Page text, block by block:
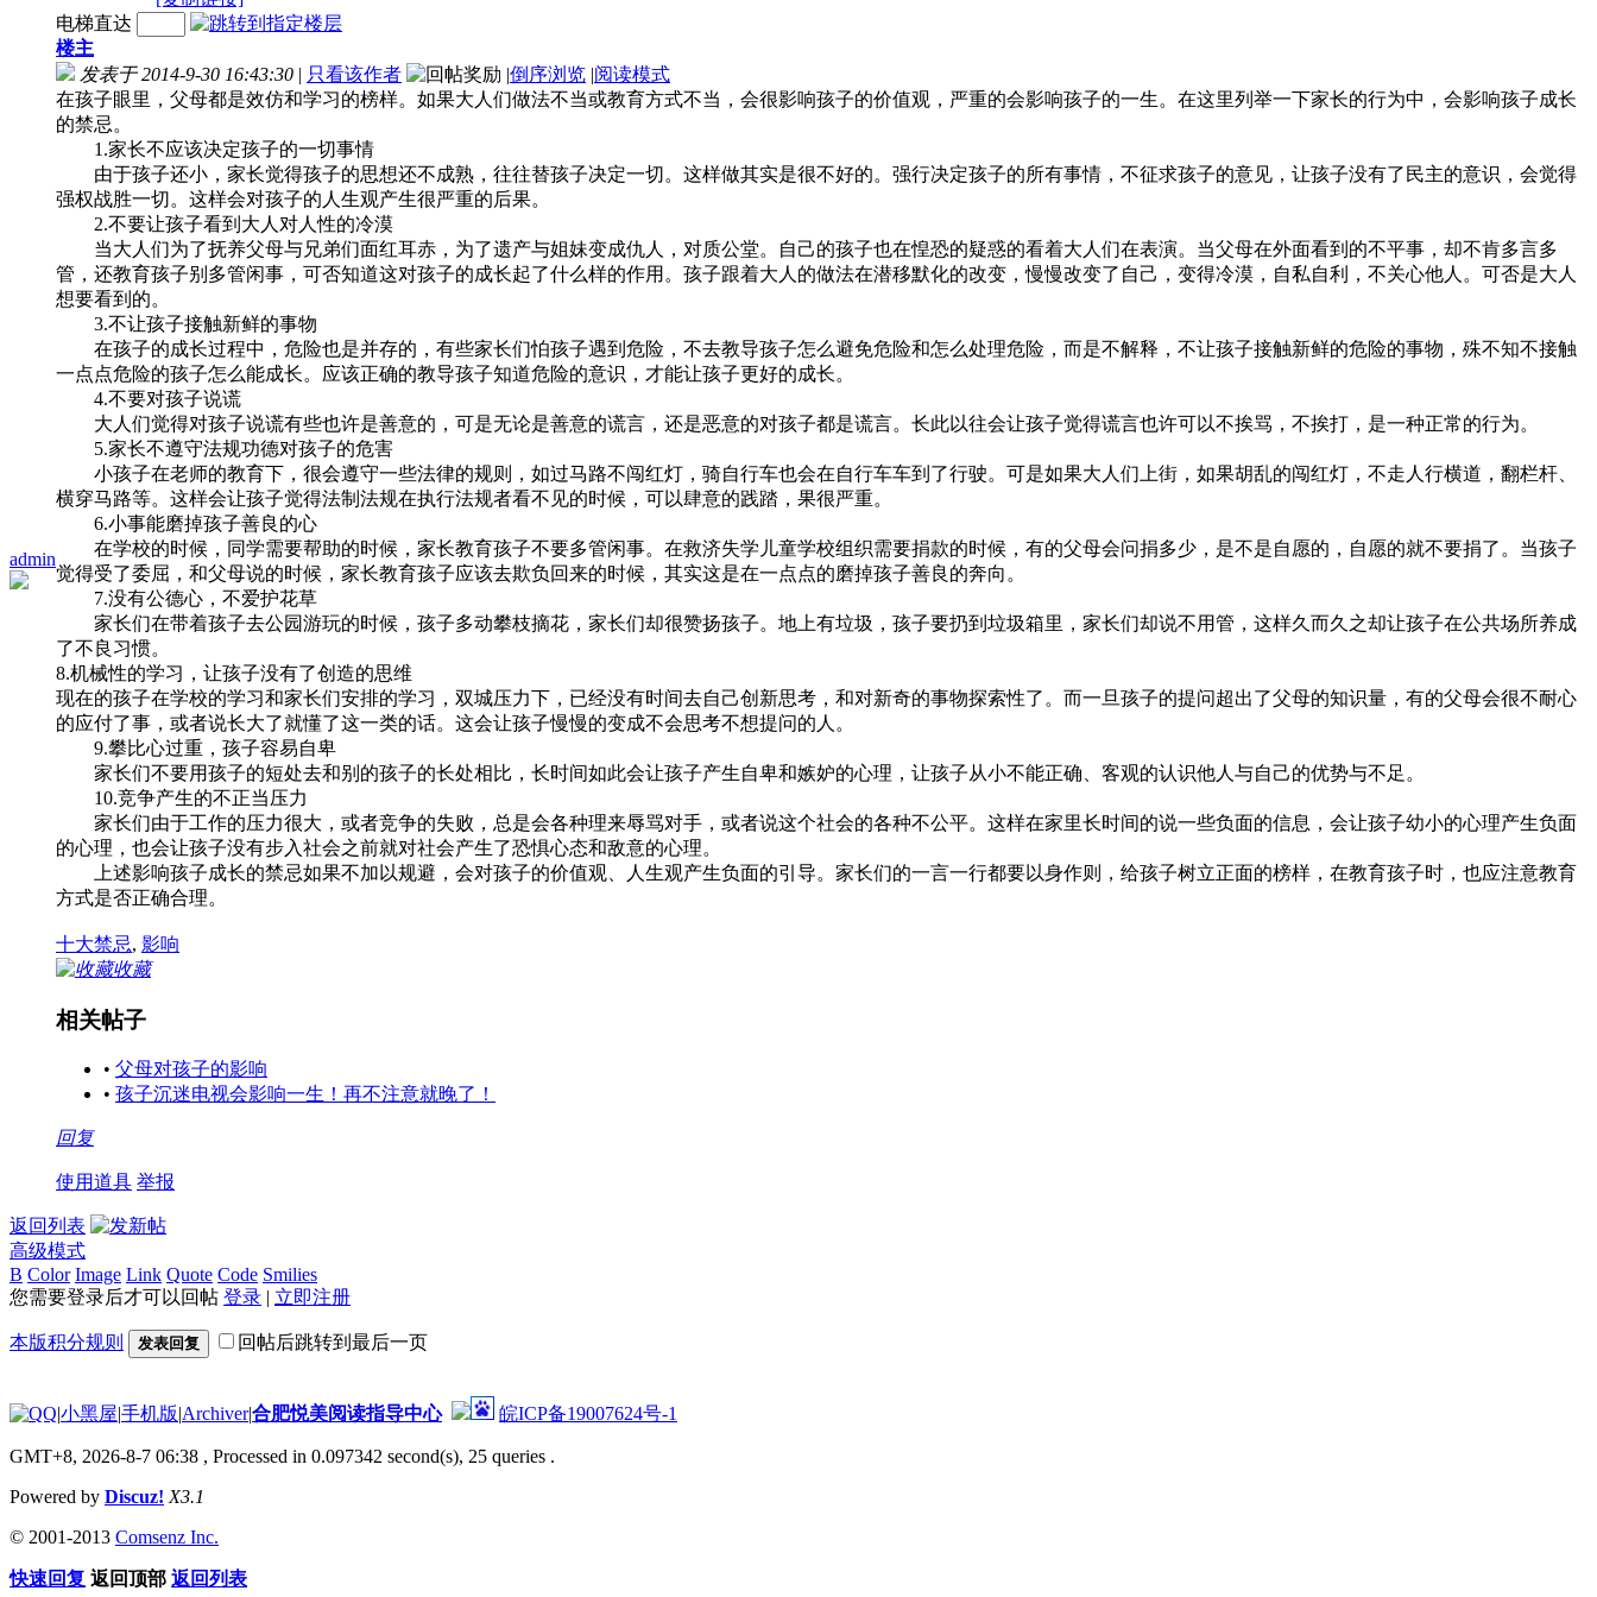
admin
电梯直达
楼主
发表于 2014-9-30 16:43:30 | 只看该作者 |倒序浏览 |阅读模式
在孩子眼里，父母都是效仿和学习的榜样。如果大人们做法不当或教育方式不当，会很影响孩子的价值观，严重的会影响孩子的一生。在这里列举一下家长的行为中，会影响孩子成长
的禁忌。
1.家长不应该决定孩子的一切事情
由于孩子还小，家长觉得孩子的思想还不成熟，往往替孩子决定一切。这样做其实是很不好的。强行决定孩子的所有事情，不征求孩子的意见，让孩子没有了民主的意识，会觉得
强权战胜一切。这样会对孩子的人生观产生很严重的后果。
2.不要让孩子看到大人对人性的冷漠
当大人们为了抚养父母与兄弟们面红耳赤，为了遗产与姐妹变成仇人，对质公堂。自己的孩子也在惶恐的疑惑的看着大人们在表演。当父母在外面看到的不平事，却不肯多言多
管，还教育孩子别多管闲事，可否知道这对孩子的成长起了什么样的作用。孩子跟着大人的做法在潜移默化的改变，慢慢改变了自己，变得冷漠，自私自利，不关心他人。可否是大人
想要看到的。
3.不让孩子接触新鲜的事物
在孩子的成长过程中，危险也是并存的，有些家长们怕孩子遇到危险，不去教导孩子怎么避免危险和怎么处理危险，而是不解释，不让孩子接触新鲜的危险的事物，殊不知不接触
一点点危险的孩子怎么能成长。应该正确的教导孩子知道危险的意识，才能让孩子更好的成长。
4.不要对孩子说谎
大人们觉得对孩子说谎有些也许是善意的，可是无论是善意的谎言，还是恶意的对孩子都是谎言。长此以往会让孩子觉得谎言也许可以不挨骂，不挨打，是一种正常的行为。
5.家长不遵守法规功德对孩子的危害
小孩子在老师的教育下，很会遵守一些法律的规则，如过马路不闯红灯，骑自行车也会在自行车车到了行驶。可是如果大人们上街，如果胡乱的闯红灯，不走人行横道，翻栏杆、
横穿马路等。这样会让孩子觉得法制法规在执行法规者看不见的时候，可以肆意的践踏，果很严重。
6.小事能磨掉孩子善良的心
在学校的时候，同学需要帮助的时候，家长教育孩子不要多管闲事。在救济失学儿童学校组织需要捐款的时候，有的父母会问捐多少，是不是自愿的，自愿的就不要捐了。当孩子
觉得受了委屈，和父母说的时候，家长教育孩子应该去欺负回来的时候，其实这是在一点点的磨掉孩子善良的奔向。
7.没有公德心，不爱护花草
家长们在带着孩子去公园游玩的时候，孩子多动攀枝摘花，家长们却很赞扬孩子。地上有垃圾，孩子要扔到垃圾箱里，家长们却说不用管，这样久而久之却让孩子在公共场所养成
了不良习惯。
8.机械性的学习，让孩子没有了创造的思维
现在的孩子在学校的学习和家长们安排的学习，双城压力下，已经没有时间去自己创新思考，和对新奇的事物探索性了。而一旦孩子的提问超出了父母的知识量，有的父母会很不耐心
的应付了事，或者说长大了就懂了这一类的话。这会让孩子慢慢的变成不会思考不想提问的人。
9.攀比心过重，孩子容易自卑
家长们不要用孩子的短处去和别的孩子的长处相比，长时间如此会让孩子产生自卑和嫉妒的心理，让孩子从小不能正确、客观的认识他人与自己的优势与不足。
10.竞争产生的不正当压力
家长们由于工作的压力很大，或者竞争的失败，总是会各种理来辱骂对手，或者说这个社会的各种不公平。这样在家里长时间的说一些负面的信息，会让孩子幼小的心理产生负面
的心理，也会让孩子没有步入社会之前就对社会产生了恐惧心态和敌意的心理。
上述影响孩子成长的禁忌如果不加以规避，会对孩子的价值观、人生观产生负面的引导。家长们的一言一行都要以身作则，给孩子树立正面的榜样，在教育孩子时，也应注意教育
方式是否正确合理。
十大禁忌, 影响
收藏
相关帖子
• 父母对孩子的影响
• 孩子沉迷电视会影响一生！再不注意就晚了！
回复
使用道具 举报
返回列表
高级模式
B Color Image Link Quote Code Smilies
您需要登录后才可以回帖 登录 | 立即注册
本版积分规则 发表回复 回帖后跳转到最后一页
|小黑屋|手机版|Archiver|合肥悦美阅读指导中心 皖ICP备19007624号-1
GMT+8, 2026-8-7 06:38 , Processed in 0.097342 second(s), 25 queries .
Powered by Discuz! X3.1
© 2001-2013 Comsenz Inc.
快速回复 返回顶部 返回列表